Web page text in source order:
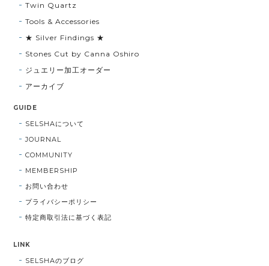
Twin Quartz
Tools & Accessories
★ Silver Findings ★
Stones Cut by Canna Oshiro
ジュエリー加工オーダー
アーカイブ
GUIDE
SELSHAについて
JOURNAL
COMMUNITY
MEMBERSHIP
お問い合わせ
プライバシーポリシー
特定商取引法に基づく表記
LINK
SELSHAのブログ